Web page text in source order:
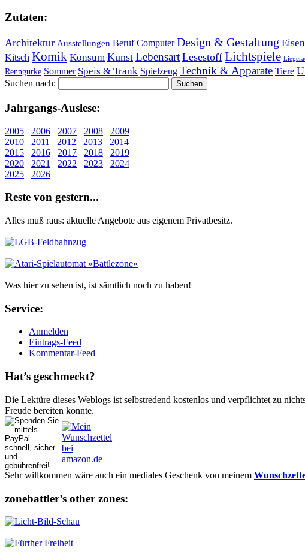
Zu­ta­ten:
Architektur Ausstellungen Beruf Computer Design & Gestaltung
Kitsch Komik Konsum Kunst Lebensart Lesestoff Lichtspiele
Renngurke Sommer Speis & Trank Spielzeug Technik & Apparate Tiere
Suchen nach:
Jahr­gangs-Aus­le­se:
2005 2006 2007 2008
2009
2010
2011 2012 2013
2014
2015
2016 2017 2018
2019
2020
2021 2022 2023
2024
2025
2026
Re­ste von ge­stern...
Alles muß raus: aktuelle An­ge­bo­te aus eigenem Privatbesitz.
Was hier zu sehen ist, ist sämt­lich noch zu haben!
Ser­vice:
Anmelden
Eintrags-Feed
Kommentar-Feed
Hat’s ge­schmeckt?
Die Lektüre dieses Weblogs ist selbstredend kostenlos und ver­pflich­tet zu
Freude bereiten konnte.
Sehr willkommen wäre auch ein mediales Geschenk von meinem
zonebattler’s other zo­nes: